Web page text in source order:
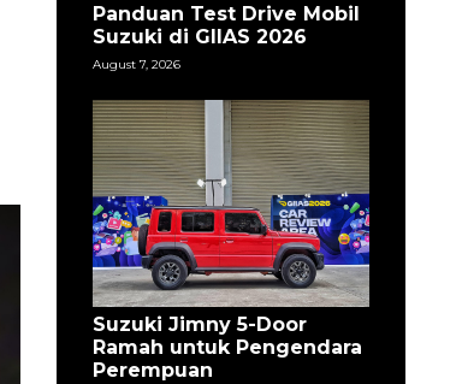
Panduan Test Drive Mobil
Suzuki di GIIAS 2026
August 7, 2026
Suzuki Jimny 5-Door
Ramah untuk Pengendara
Perempuan